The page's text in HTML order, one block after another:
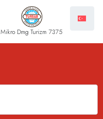
Mikro Dmg Turizm 7375